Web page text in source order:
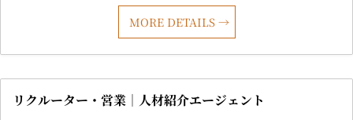
MORE DETAILS
リクルーター・営業｜人材紹介エージェント